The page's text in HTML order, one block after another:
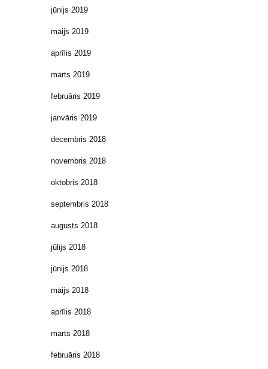
jūnijs 2019
maijs 2019
aprīlis 2019
marts 2019
februāris 2019
janvāris 2019
decembris 2018
novembris 2018
oktobris 2018
septembris 2018
augusts 2018
jūlijs 2018
jūnijs 2018
maijs 2018
aprīlis 2018
marts 2018
februāris 2018